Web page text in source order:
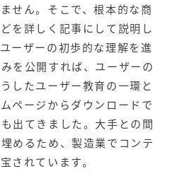
せん。そこで、根本的な商
を詳しく記事にして説明し
ーザーの初歩的な理解を進
を公開すれば、ユーザーの
したユーザー教育の一環と
ページからダウンロードで
出てきました。大手との間
めるため、製造業でコンテ
されています。